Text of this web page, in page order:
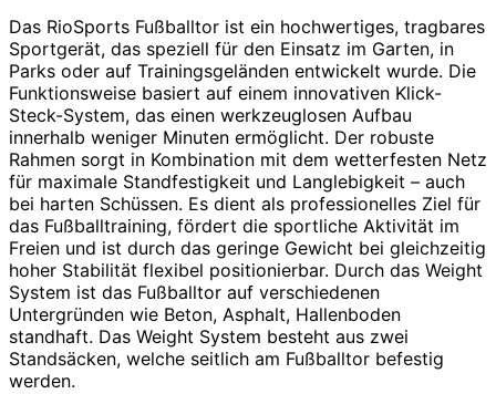
Das RioSports Fußballtor ist ein hochwertiges, tragbares
Sportgerät, das speziell für den Einsatz im Garten, in
Parks oder auf Trainingsgeländen entwickelt wurde. Die
Funktionsweise basiert auf einem innovativen Klick-
Steck-System, das einen werkzeuglosen Aufbau
innerhalb weniger Minuten ermöglicht. Der robuste
Rahmen sorgt in Kombination mit dem wetterfesten Netz
für maximale Standfestigkeit und Langlebigkeit – auch
bei harten Schüssen. Es dient als professionelles Ziel für
das Fußballtraining, fördert die sportliche Aktivität im
Freien und ist durch das geringe Gewicht bei gleichzeitig
hoher Stabilität flexibel positionierbar. Durch das Weight
System ist das Fußballtor auf verschiedenen
Untergründen wie Beton, Asphalt, Hallenboden
standhaft. Das Weight System besteht aus zwei
Standsäcken, welche seitlich am Fußballtor befestig
werden.